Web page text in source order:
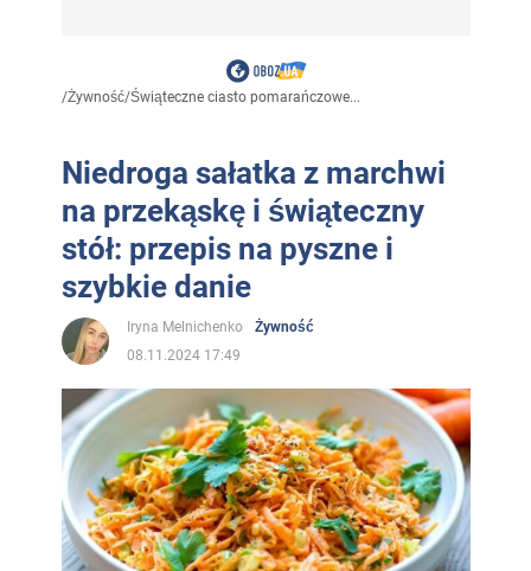
/Żywność/Świąteczne ciasto pomarańczowe...
Niedroga sałatka z marchwi
na przekąskę i świąteczny
stół: przepis na pyszne i
szybkie danie
Iryna Melnichenko
Żywność
08.11.2024 17:49